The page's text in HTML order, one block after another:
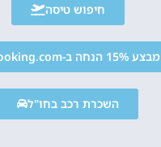
חיפוש טיסה
מבצע 15% הנחה ב-Booking.com
השכרת רכב בחו"ל